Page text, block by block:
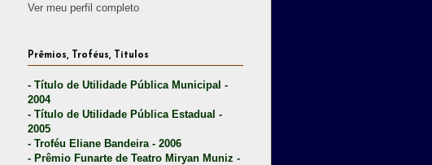
Ver meu perfil completo
Prêmios, Troféus, Títulos
- Título de Utilidade Pública Municipal -
2004
- Título de Utilidade Pública Estadual -
2005
- Troféu Eliane Bandeira - 2006
- Prêmio Funarte de Teatro Miryan Muniz -